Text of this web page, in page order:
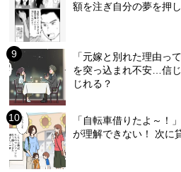
額を注ぎ自分の夢を押
「元嫁と別れた理由っ
を突っ込まれ不安…信
じれる？
「自転車借りたよ～！
が理解できない！ 次に